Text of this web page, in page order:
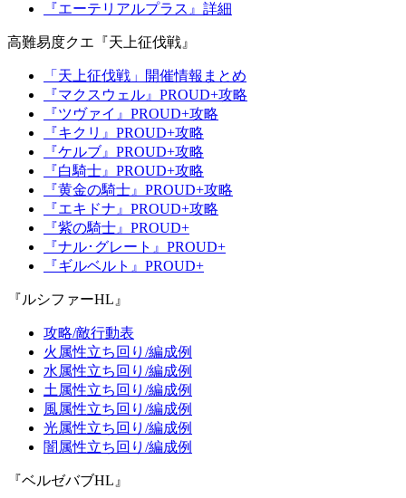
『エーテリアルプラス』詳細
高難易度クエ『天上征伐戦』
「天上征伐戦」開催情報まとめ
『マクスウェル』PROUD+攻略
『ツヴァイ』PROUD+攻略
『キクリ』PROUD+攻略
『ケルブ』PROUD+攻略
『白騎士』PROUD+攻略
『黄金の騎士』PROUD+攻略
『エキドナ』PROUD+攻略
『紫の騎士』PROUD+
『ナル･グレート』PROUD+
『ギルベルト』PROUD+
『ルシファーHL』
攻略/敵行動表
火属性立ち回り/編成例
水属性立ち回り/編成例
土属性立ち回り/編成例
風属性立ち回り/編成例
光属性立ち回り/編成例
闇属性立ち回り/編成例
『ベルゼバブHL』